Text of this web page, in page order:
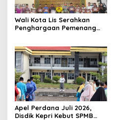
Wali Kota Lis Serahkan
Penghargaan Pemenang
Hidupkan Syiar Islam
Apel Perdana Juli 2026,
Disdik Kepri Kebut SPMB